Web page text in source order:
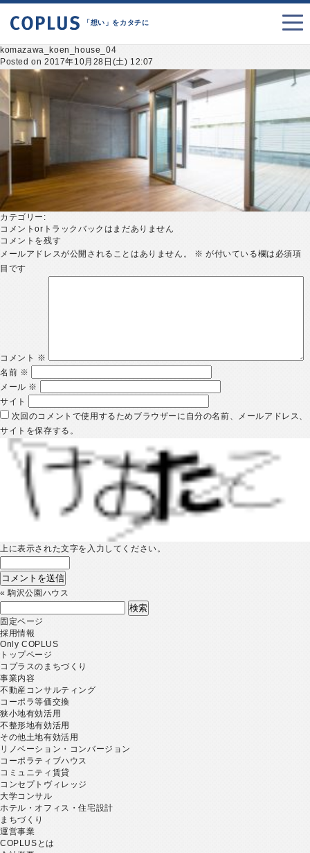
「想い」をカタチに
komazawa_koen_house_04
Posted on 2017年10月28日(土) 12:07
カテゴリー:
コメントorトラックバックはまだありません
コメントを残す
メールアドレスが公開されることはありません。
※ が付いている欄は必須項
目です
コメント ※
名前 ※
メール ※
サイト
次回のコメントで使用するためブラウザーに自分の名前、メールアドレス、
サイトを保存する。
上に表示された文字を入力してください。
«駒沢公園ハウス
索:
固定ページ
採用情報
Only COPLUS
トップページ
コプラスのまちづくり
事業内容
不動産コンサルティング
コーポラ等価交換
狭小地有効活用
不整形地有効活用
その他土地有効活用
リノベーション・コンバージョン
コーポラティブハウス
コミュニティ賃貸
コンセプトヴィレッジ
大学コンサル
ホテル・オフィス・住宅設計
まちづくり
運営事業
COPLUSとは